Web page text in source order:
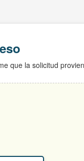
que la solicitud